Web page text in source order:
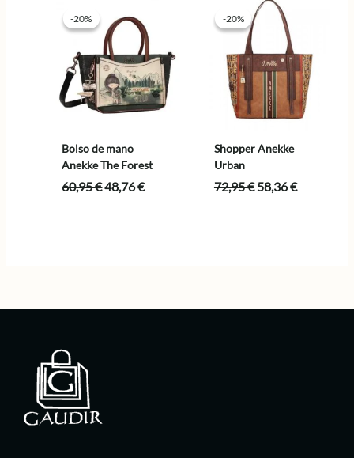
54,95 €.
-20%
-20%
Bolso de mano
Anekke The Forest
60,95€El
48,76€El
-20%
-20%
Shopper Anekke
Urban
72,95€ El
58,36€El